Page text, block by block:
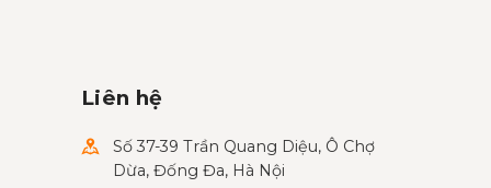
Liên hệ
Số 37-39 Trần Quang Diệu, Ô Chợ
Dừa, Đống Đa, Hà Nội